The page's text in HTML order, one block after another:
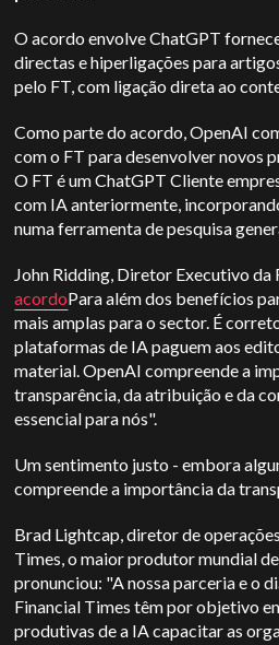
O acordo envolveChatGPT
directas e hiperligações para
pelo FT, com ligação direta ao
Como parte do acordo,OpenAI
com o FT para desenvolver novos
O FT é umChatGPT Cliente
com IA anteriormente,
numa ferramenta de pesquisa
John Ridding, Diretor Executivo da
acordoPara além dos benefícios
mais amplas para o sector. É
plataformas de IA paguem aos
material.OpenAI compreende a
transparência, da atribuição e da
essencial para nós".
Um sentimento justo - embora
compreende a importância da
Brad Lightcap, diretor de
Times, o maior produtor mundial
pronunciou: "A nossa parceria e o
Financial Times têm por objetivo
produtivas de a IA capacitar as